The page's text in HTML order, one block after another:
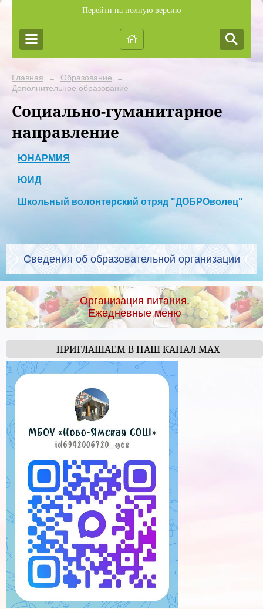
Перейти на полную версию
Главная → Образование →
Дополнительное образование
Социально-гуманитарное
направление
ЮНАРМИЯ
ЮИД
Школьный волонтерский отряд "ДОБРОволец"
Сведения об образовательной организации
Организация питания.
Ежедневные меню
ПРИГЛАШАЕМ В НАШ КАНАЛ МАХ